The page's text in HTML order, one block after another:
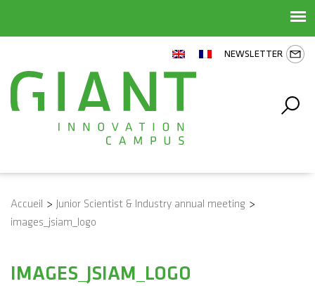
NEWSLETTER
Accueil > Junior Scientist & Industry annual meeting >
images_jsiam_logo
IMAGES_JSIAM_LOGO